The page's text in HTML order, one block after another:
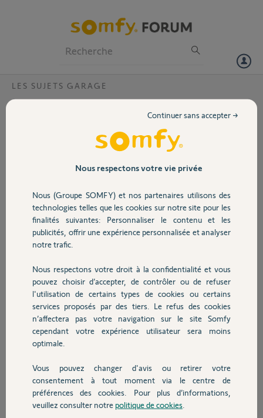
Volet
Sécurité
Domotique
Chauffage
Autres produits
Devis avec un pro
Contact
LES SUJETS GARAGE
Bouton caoutchouc telecommande somfy
Pouvez-vous m'indiquer svp comment me procurer le bouton
caoutchouc en morceaux
Ludovic
Merci,
louis A.
il y a environ 2 ans
Participer au fil de discussion
Réponses
Afin de voir ce que nous pouvons faire, je me permets de vous envoyer
un mail.
Bonne journée,
Nous respectons votre vie privée
Nous (Groupe SOMFY) et nos partenaires utilisons des
technologies telles que les cookies sur notre site pour les
finalités suivantes: Personnaliser le contenu et les
publicités, offrir une expérience personnalisée et analyser
notre trafic.
Nous respectons votre droit à la confidentialité et vous
pouvez choisir d’accepter, de contrôler ou de refuser
l'utilisation de certains types de cookies ou certains
services proposés par des tiers. Le refus des cookies
n’affectera pas votre navigation sur le site Somfy
cependant votre expérience utilisateur sera moins
optimale.
Vous pouvez changer d'avis ou retirer votre
consentement à tout moment via le centre de
préférences des cookies. Pour plus d’informations,
veuillez consulter notre politique de cookies
Continuer sans accepter →